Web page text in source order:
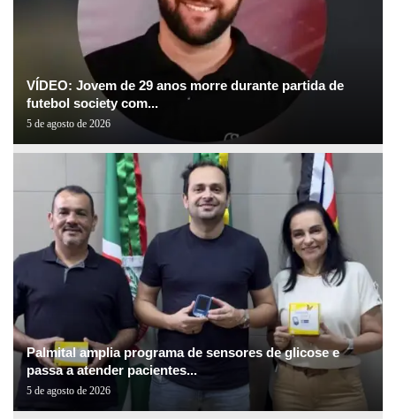
VÍDEO: Jovem de 29 anos morre durante partida de
futebol society com...
5 de agosto de 2026
Palmital amplia programa de sensores de glicose e
passa a atender pacientes...
5 de agosto de 2026